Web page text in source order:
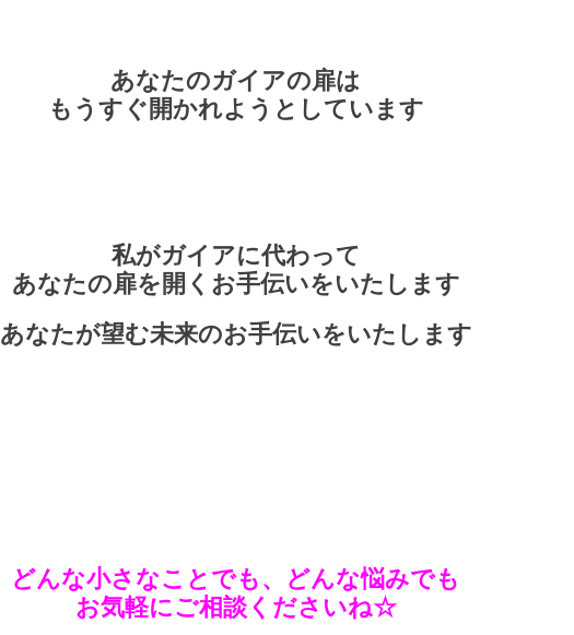
あなたのガイアの扉は
もうすぐ開かれようとしています
私がガイアに代わって
あなたの扉を開くお手伝いをいたします
あなたが望む未来のお手伝いをいたします
どんな小さなことでも、どんな悩みでも
お気軽にご相談くださいね☆